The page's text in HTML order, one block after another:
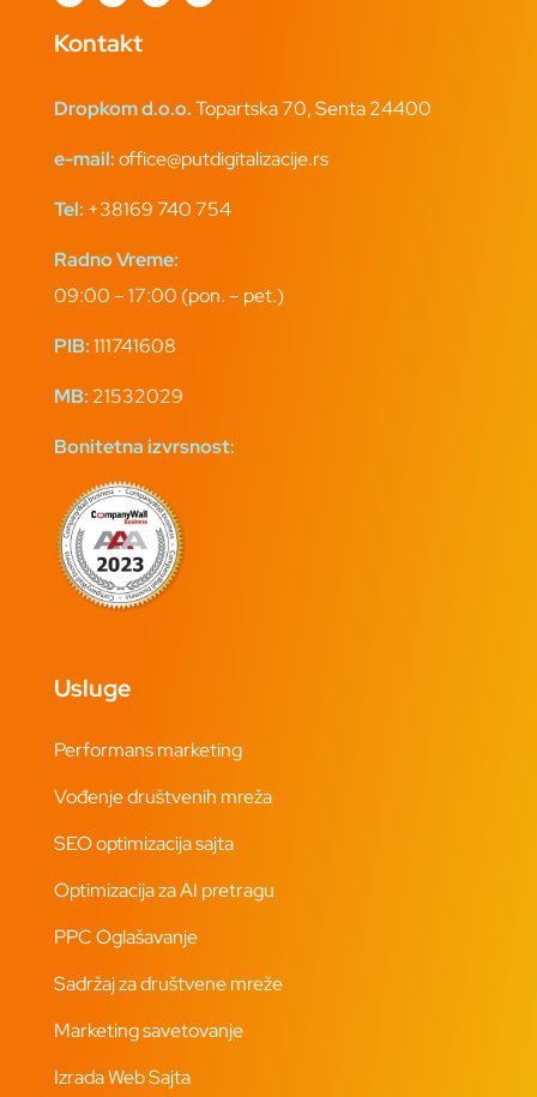
Kontakt
Dropkom d.o.o.Topartska 70, Senta 24400
e-mail:office@putdigitalizacije.rs
Tel: +38169 740 754
Radno Vreme:
09:00 – 17:00 (pon. – pet.)
PIB:111741608
MB: 21532029
Bonitetna izvrsnost:
Usluge
Performans marketing
Vođenje društvenih mreža
SEO optimizacija sajta
Optimizacija za AI pretragu
PPC Oglašavanje
Sadržaj za društvene mreže
Marketing savetovanje
Izrada Web Sajta